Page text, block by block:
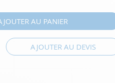
AU PANIER
AJOUTER AU DEVIS